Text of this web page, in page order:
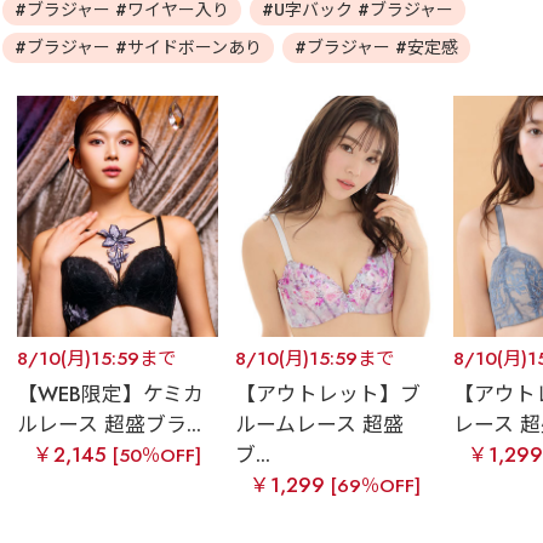
#ブラジャー #ワイヤー入り
#U字バック #ブラジャー
#ブラジャー #サイドボーンあり
#ブラジャー #安定感
8/10(月)15:59まで
【WEB限定】ケミカ
ルレース 超盛ブラ...
￥2,145 [50％OFF]
8/10(月)15:59まで
【アウトレット】ブ
ルームレース 超盛
ブ...
￥1,299 [69％OFF]
8/10(月
【アウ
レース
￥